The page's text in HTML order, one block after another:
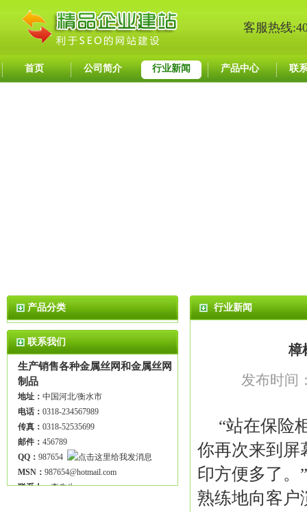
客服热线
首页 公司简介 行业新闻 产品中心 联
产品分类
联系我们
生产销售各种金属丝网和金属丝网
制品
地址： 中国河北/衡水市
电话： 0318-234567989
传真： 0318-52535699
邮件： 456789
QQ： 987654
MSN： 987654@hotmail.com
联系人：李先生
行业新闻
樟
发布时间
“站在保险
你再次来到屏
印方便多了。
熟练地向客户